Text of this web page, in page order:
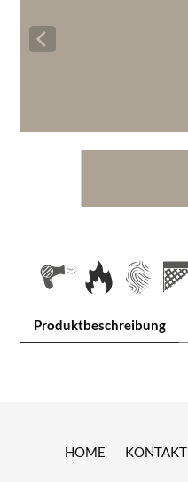
Produktbeschreibung
HOME KONTAKT